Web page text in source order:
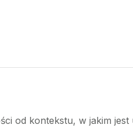
od kontekstu, w jakim